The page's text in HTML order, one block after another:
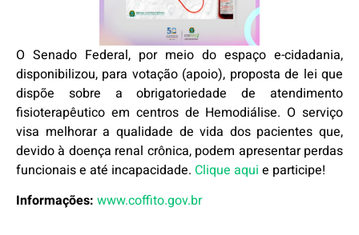
O Senado Federal, por meio do espaço e-cidadania,
disponibilizou, para votação (apoio), proposta de lei que
dispõe sobre a obrigatoriedade de atendimento
fisioterapêutico em centros de Hemodiálise. O serviço
visa melhorar a qualidade de vida dos pacientes que,
devido à doença renal crônica, podem apresentar perdas
funcionais e até incapacidade. Clique aqui e participe!
Informações: www.coffito.gov.br